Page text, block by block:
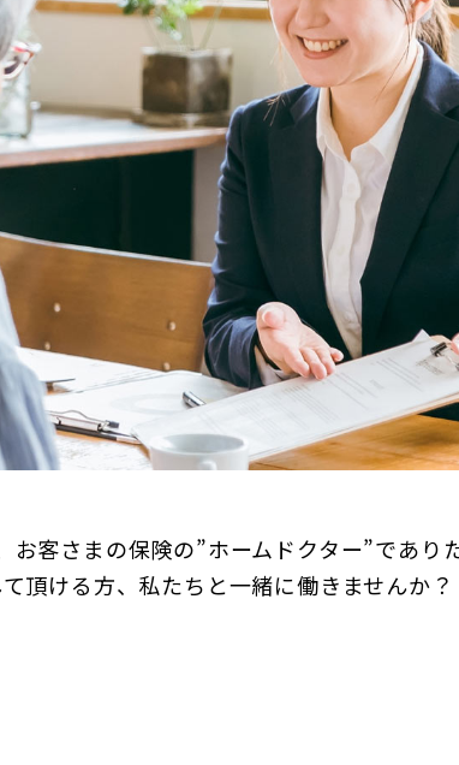
客さまの保険の”ホームドクター”でありた
頂ける方、私たちと一緒に働きませんか？